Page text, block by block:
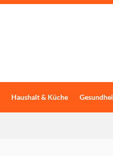
Haushalt & Küche